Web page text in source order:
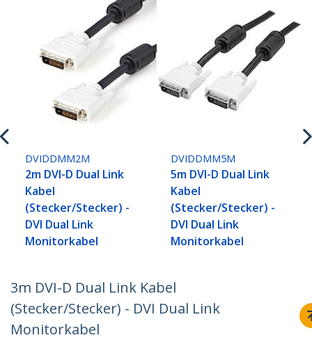
DVIDDMM2M
2m DVI-D Dual Link
Kabel
(Stecker/Stecker) -
DVI Dual Link
Monitorkabel
DVIDDMM5M
5m DVI-D Dual Link
Kabel
(Stecker/Stecker) -
DVI Dual Link
Monitorkabel
3m DVI-D Dual Link Kabel
(Stecker/Stecker) - DVI Dual Link
Monitorkabel